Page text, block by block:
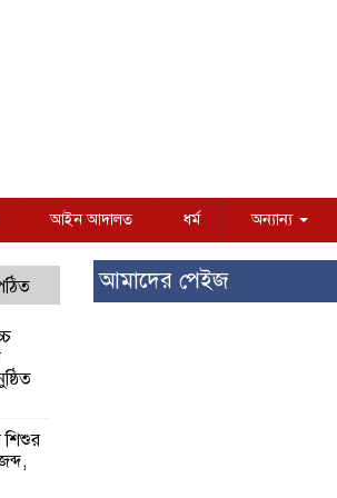
আইন আদালত ধর্ম অন্যান্য
শিশুর
আমাদের পেইজ